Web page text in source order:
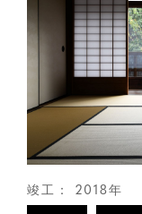
竣工： 2018年